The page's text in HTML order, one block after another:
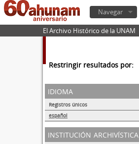
Navegar
El Archivo Histórico de la UNAM
Restringir resultados por:
idioma
Registros únicos
español
institución archivística